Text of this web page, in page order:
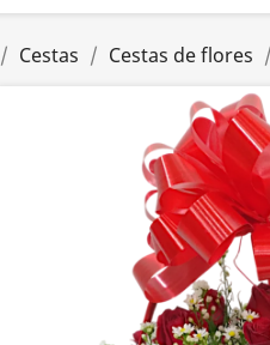
Cestas Cestas de flores